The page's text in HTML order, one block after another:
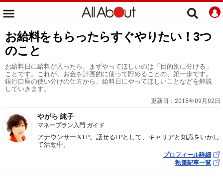
お給料をもらったらすぐやりたい！3つ
のこと
お給料日に給料が入ったら、まずやってほしいのは「目的別に分ける」
ことです。これが、お金を計画的に使って貯めることの、第一歩です。
銀行口座の使い分けの仕方から、給料日にやってほしいことなどを解説
していきます。
更新日： 2018年09月02日
やがら 純子
マネープラン入門 ガイド
アナウンサー＆FP。話せるFPとして、キャリアと知識をいかし
て活動中。
プロフィール詳細
執筆記事一覧